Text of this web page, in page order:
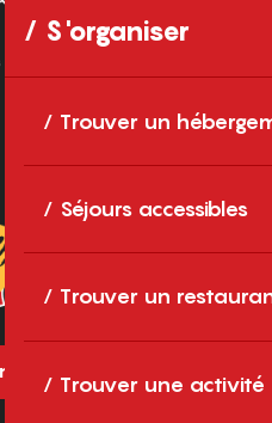
S'organiser
Trouver un
Séjours accessibles
Trouver un
Trouver une activité
venir ?